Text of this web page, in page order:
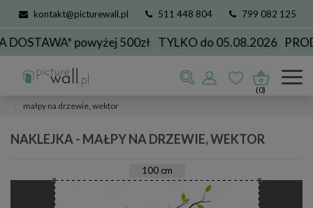
kontakt@picturewall.pl 511 448 804 799 082 125
powyżej 500zł TYLKO do 05.08.2026
(0)
Naklejki na ścianę do przedpokoju
małpy na drzewie, wektor
NAKLEJKA - MAŁPY NA DRZEWIE, WEKTOR
100cm